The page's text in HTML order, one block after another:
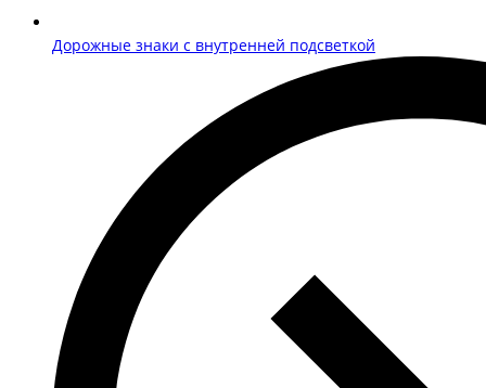
Дорожные знаки с внутренней подсветкой